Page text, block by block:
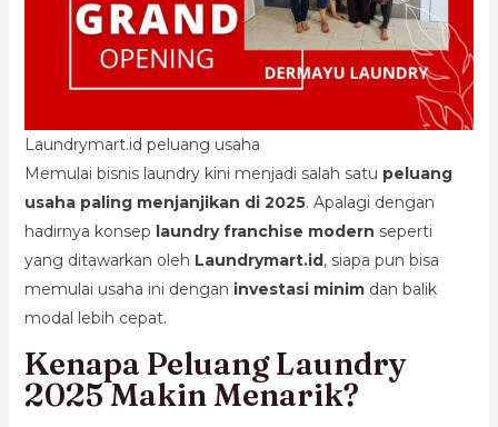
Laundrymart.id peluang usaha
Memulai bisnis laundry kini menjadi salah satu peluang
usaha paling menjanjikan di 2025. Apalagi dengan
hadirnya konsep laundry franchise modern seperti
yang ditawarkan oleh Laundrymart.id, siapa pun bisa
memulai usaha ini dengan investasi minimdan balik
modal lebih cepat.
Kenapa Peluang Laundry
2025 Makin Menarik?